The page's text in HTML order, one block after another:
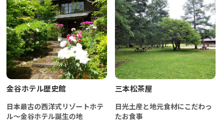
金谷ホテル歴史館
日本最古の西洋式リゾートホテ
ル～金谷ホテル誕生の地
三本松茶屋
日光土産と地元食材にこだわっ
たお食事